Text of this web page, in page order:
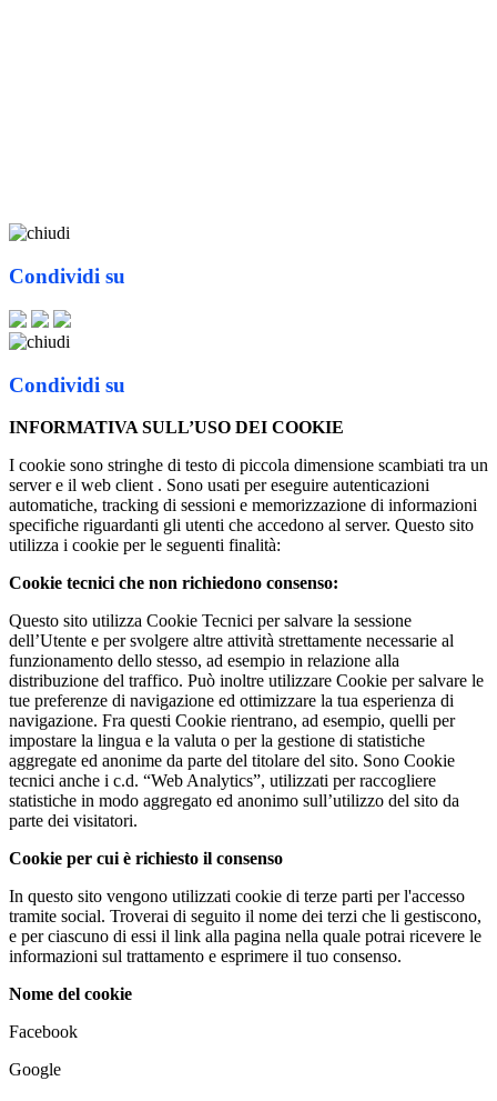
Condividi su
Condividi su
INFORMATIVA SULL’USO DEI COOKIE
I cookie sono stringhe di testo di piccola dimensione scambiati tra un
server e il web client . Sono usati per eseguire autenticazioni
automatiche, tracking di sessioni e memorizzazione di informazioni
specifiche riguardanti gli utenti che accedono al server. Questo sito
utilizza i cookie per le seguenti finalità:
Cookie tecnici che non richiedono consenso:
Questo sito utilizza Cookie Tecnici per salvare la sessione
dell’Utente e per svolgere altre attività strettamente necessarie al
funzionamento dello stesso, ad esempio in relazione alla
distribuzione del traffico. Può inoltre utilizzare Cookie per salvare le
tue preferenze di navigazione ed ottimizzare la tua esperienza di
navigazione. Fra questi Cookie rientrano, ad esempio, quelli per
impostare la lingua e la valuta o per la gestione di statistiche
aggregate ed anonime da parte del titolare del sito. Sono Cookie
tecnici anche i c.d. “Web Analytics”, utilizzati per raccogliere
statistiche in modo aggregato ed anonimo sull’utilizzo del sito da
parte dei visitatori.
Cookie per cui è richiesto il consenso
In questo sito vengono utilizzati cookie di terze parti per l'accesso
tramite social. Troverai di seguito il nome dei terzi che li gestiscono,
e per ciascuno di essi il link alla pagina nella quale potrai ricevere le
informazioni sul trattamento e esprimere il tuo consenso.
Nome del cookie
Facebook
Google